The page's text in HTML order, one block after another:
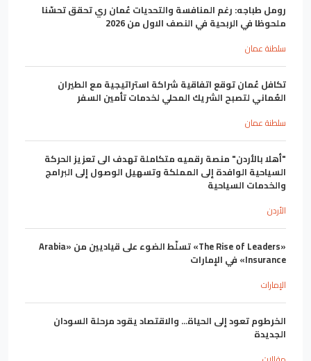
رومل طباجه: رغم المنافسة والتحديات عُمان ري تحقق تحسّنا
ملحوظا في الربحية في النصف الاول من 2026
سلطنة عمان
تكافل عُمان توقع اتفاقية شراكة استراتيجية مع الطيران
العُماني لتصبح الشريك المحلي لخدمات تأمين السفر
سلطنة عمان
"أهلا بالأردن" منصة رقميه متكاملة تهدف الى تعزيز الحركة
السياحية الوافدة إلى المملكة وتسهيل الوصول إلى البرامج
والخدمات السياحية
الأردن
«The Rise of Leaders» تسلّط الضوء على قياديين من «Arabia
Insurance» في الإمارات
الإمارات
الخرطوم تعود إلى الحياة... والاقتصاد يقود مرحلة السودان
الجديدة